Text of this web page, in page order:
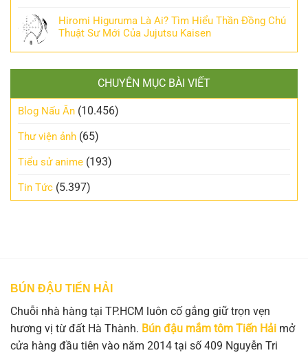
Hiromi Higuruma Là Ai? Tìm Hiểu Thần Đồng Chú
Thuật Sư Mới Của Jujutsu Kaisen
CHUYÊN MỤC BÀI VIẾT
Blog Nấu Ăn (10.456)
Thư viện ảnh (65)
Tiểu sử anime (193)
Tin Tức (5.397)
BÚN ĐẬU TIẾN HẢI
Chuỗi nhà hàng tại TP.HCM luôn cố gắng giữ trọn vẹn
hương vị từ đất Hà Thành. Bún đậu mắm tôm Tiến Hải mở
cửa hàng đầu tiên vào năm 2014 tại số 409 Nguyễn Tri